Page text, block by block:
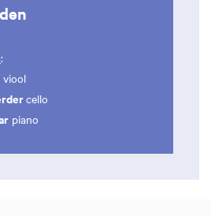
:
viool
cello
piano